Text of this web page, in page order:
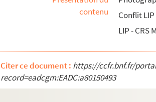
contenu
Conflit LIP
LIP - CRS
Citer ce document : https://ccfr.bnf.fr/
record=eadcgm:EADC:a80150493